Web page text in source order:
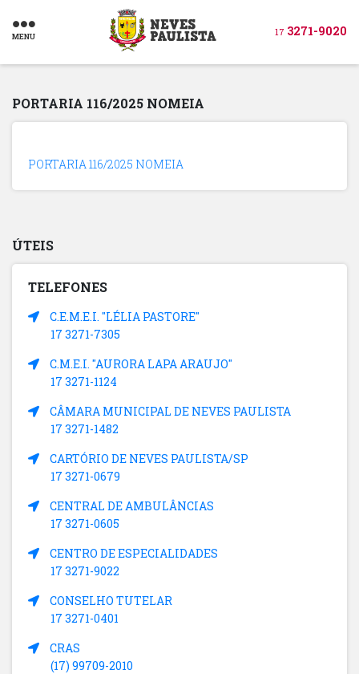
MENU 17 3271-9020
PORTARIA 116/2025 NOMEIA
PORTARIA 116/2025 NOMEIA
ÚTEIS
TELEFONES
C.E.M.E.I. "LÉLIA PASTORE"
17 3271-7305
C.M.E.I. "AURORA LAPA ARAUJO"
17 3271-1124
CÂMARA MUNICIPAL DE NEVES PAULISTA
17 3271-1482
CARTÓRIO DE NEVES PAULISTA/SP
17 3271-0679
CENTRAL DE AMBULÂNCIAS
17 3271-0605
CENTRO DE ESPECIALIDADES
17 3271-9022
CONSELHO TUTELAR
17 3271-0401
CRAS
(17) 99709-2010